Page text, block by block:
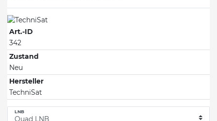
Art.-ID
342
Zustand
Neu
Hersteller
TechniSat
LNB